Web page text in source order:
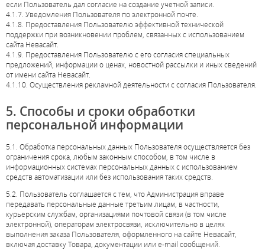
если Пользователь дал согласие на создание учетной записи.
4.1.7. Уведомления Пользователя по электронной почте.
4.1.8. Предоставления Пользователю эффективной технической
поддержки при возникновении проблем, связанных с использованием
сайта Невасайт.
4.1.9. Предоставления Пользователю с его согласия специальных
предложений, информации о ценах, новостной рассылки и иных сведений
от имени сайта Невасайт.
4.1.10. Осуществления рекламной деятельности с согласия Пользователя.
5. Способы и сроки обработки
персональной информации
5.1. Обработка персональных данных Пользователя осуществляется без
ограничения срока, любым законным способом, в том числе в
информационных системах персональных данных с использованием
средств автоматизации или без использования таких средств.
5.2. Пользователь соглашается с тем, что Администрация вправе
передавать персональные данные третьим лицам, в частности,
курьерским службам, организациями почтовой связи (в том числе
электронной), операторам электросвязи, исключительно в целях
выполнения заказа Пользователя, оформленного на сайте Невасайт,
включая доставку Товара, документации или e-mail сообщений.